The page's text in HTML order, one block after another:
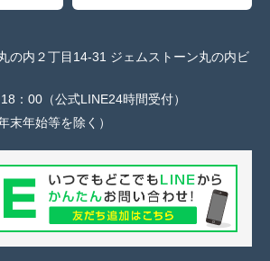
の内２丁目14-31 ジェムストーン丸の内ビ
：00（公式LINE24時間受付）
末年始等を除く）